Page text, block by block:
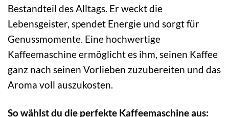
Bestandteil des Alltags. Er weckt die
Lebensgeister, spendet Energie und sorgt für
Genussmomente. Eine hochwertige
Kaffeemaschine ermöglicht es ihm, seinen Kaffee
ganz nach seinen Vorlieben zuzubereiten und das
Aroma voll auszukosten.
So wählst du die perfekte Kaffeemaschine aus: